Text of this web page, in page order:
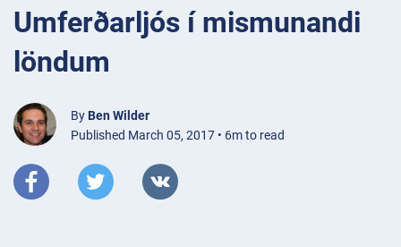
Umferðarljós í mismunandi
löndum
By Ben Wilder
Published March 05, 2017 • 6m to read